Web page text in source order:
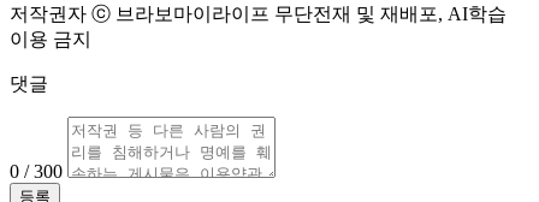
저작권자 ⓒ 브라보마이라이프 무단전재 및 재배포, AI학습
이용 금지
댓글
0 / 300